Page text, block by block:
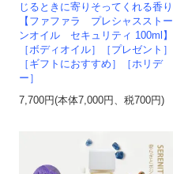
じるときに寄りそってくれる香り
【ファファラ プレシャスストー
ンオイル セキュリティ 100ml】
［ボディオイル］［プレゼント］
［ギフトにおすすめ］［ホリデ
ー］
7,700円(本体7,000円、税700円)